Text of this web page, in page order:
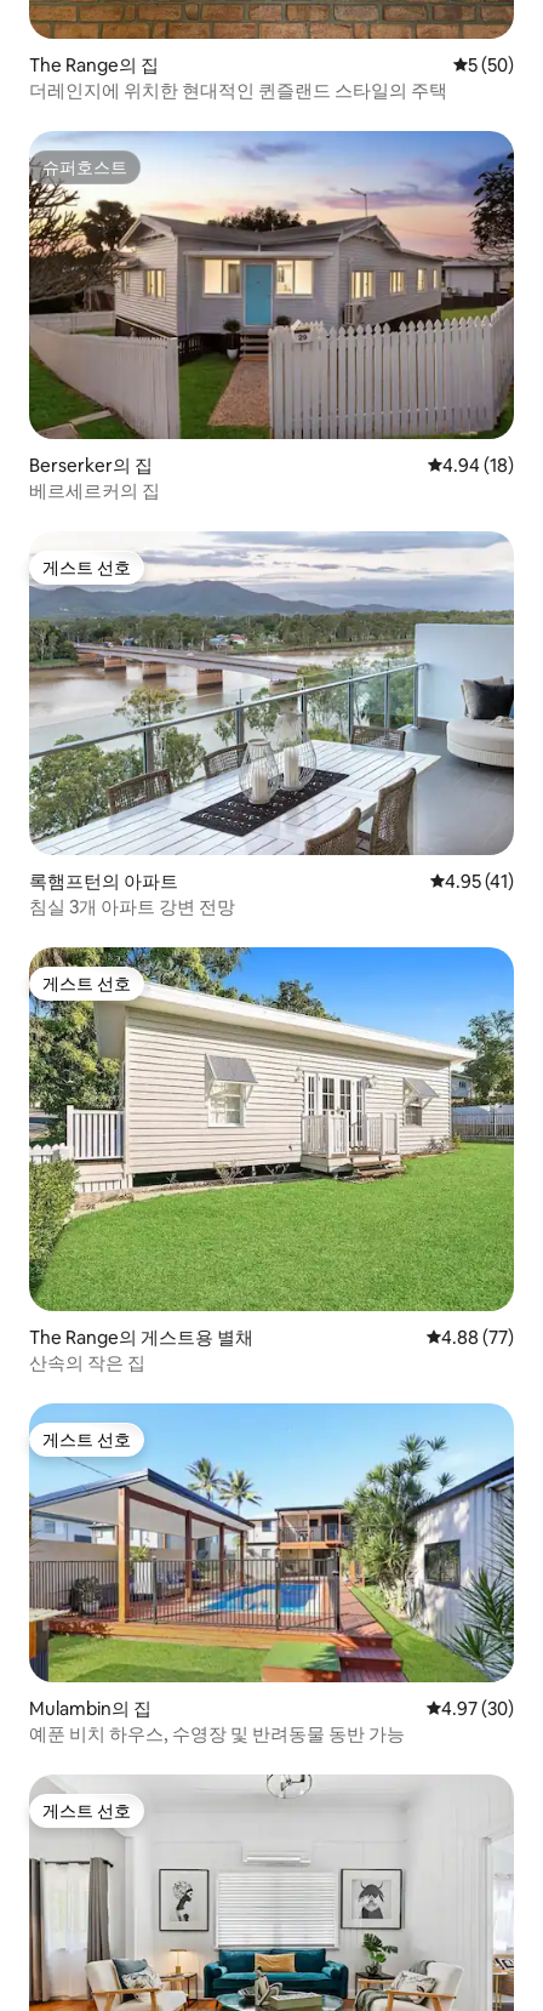
The Range의 집 평점 5점(5
5 (50)
더레인지에 위치한 현대적인 퀸즐랜드 스타일의 주택
슈퍼호스트
슈퍼호스트
Berserker의 집 평점 4.94점(5
4.94 (18)
베르세르커의 집
게스트 선호
게스트 선호
록햄프턴의 아파트 평점 4.95점
4.95 (41)
침실 3개 아파트 강변 전망
게스트 선호
게스트 선호
The Range의 게스트용 별채 평점 4.88점(5
4.88 (77)
산속의 작은 집
게스트 선호
게스트 선호
Mulambin의 집 평점 4.97점(5
4.97 (30)
예푼 비치 하우스, 수영장 및 반려동물 동반 가능
게스트 선호
게스트 선호